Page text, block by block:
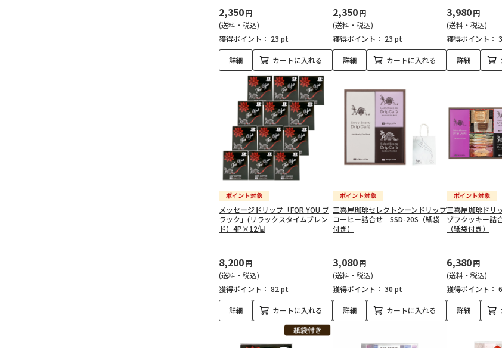
2,350円
(送料・税込)
獲得ポイント： 23 pt
詳細 カートに入れる
2,350円
(送料・税込)
獲得ポイント： 23 pt
詳細 カートに入れる
3,980円
(送料・税込)
獲得ポイント：
詳細
メッセージドリップ「FOR YOU ブ
ラック」(リラックスタイムブレン
ド）4P×12個
8,200円
(送料・税込)
獲得ポイント： 82 pt
詳細 カートに入れる
三喜屋珈琲セレクトシーンドリップ
コーヒー詰合せ SSD-20S（紙袋
付き）
3,080円
(送料・税込)
獲得ポイント： 30 pt
詳細 カートに入れる
三喜屋珈琲ドリ
ゾフクッキー詰
（紙袋付き）
6,380円
(送料・税込)
獲得ポイント：
詳細